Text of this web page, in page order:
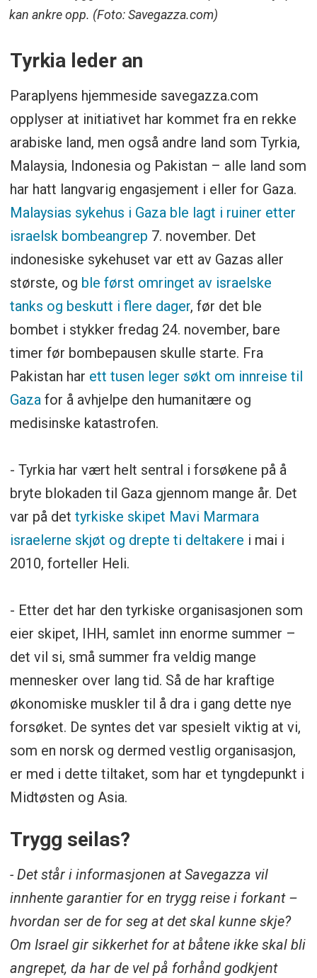
kan ankre opp. (Foto: Savegazza.com)
Tyrkia leder an
Paraplyens hjemmeside savegazza.com
opplyser at initiativet har kommet fra en rekke
arabiske land, men også andre land som Tyrkia,
Malaysia, Indonesia og Pakistan – alle land som
har hatt langvarig engasjement i eller for Gaza.
Malaysias sykehus i Gaza ble lagt i ruiner etter
israelsk bombeangrep 7. november. Det
indonesiske sykehuset var ett av Gazas aller
største, og ble først omringet av israelske
tanks og beskutt i flere dager, før det ble
bombet i stykker fredag 24. november, bare
timer før bombepausen skulle starte. Fra
Pakistan har ett tusen leger søkt om innreise til
Gazafor å avhjelpe den humanitære og
medisinske katastrofen.
- Tyrkia har vært helt sentral i forsøkene på å
bryte blokaden til Gaza gjennom mange år. Det
var på det tyrkiske skipet Mavi Marmara
israelerne skjøt og drepte ti deltakere i mai i
2010, forteller Heli.
- Etter det har den tyrkiske organisasjonen som
eier skipet, IHH, samlet inn enorme summer –
det vil si, små summer fra veldig mange
mennesker over lang tid. Så de har kraftige
økonomiske muskler til å dra i gang dette nye
forsøket. De syntes det var spesielt viktig at vi,
som en norsk og dermed vestlig organisasjon,
er med i dette tiltaket, som har et tyngdepunkt i
Midtøsten og Asia.
Trygg seilas?
- Det står i informasjonen at Savegazza vil
innhente garantier for en trygg reise i forkant –
hvordan ser de for seg at det skal kunne skje?
Om Israel gir sikkerhet for at båtene ikke skal bli
angrepet, da har de vel på forhånd godkjent